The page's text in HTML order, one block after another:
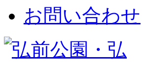
お問い合わせ